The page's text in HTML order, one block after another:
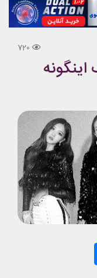
720